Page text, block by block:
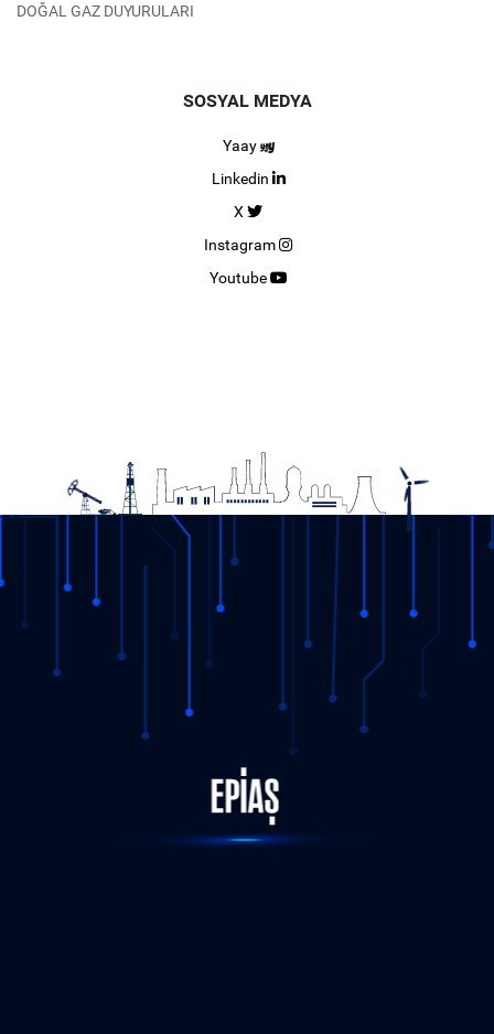
DOĞAL GAZ DUYURULARI
SOSYAL MEDYA
Yaay
Linkedin
X
Instagram
Youtube